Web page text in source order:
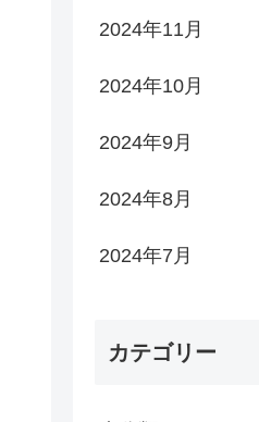
2024年11月
2024年10月
2024年9月
2024年8月
2024年7月
カテゴリー